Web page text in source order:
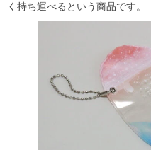
く持ち運べるという商品です。